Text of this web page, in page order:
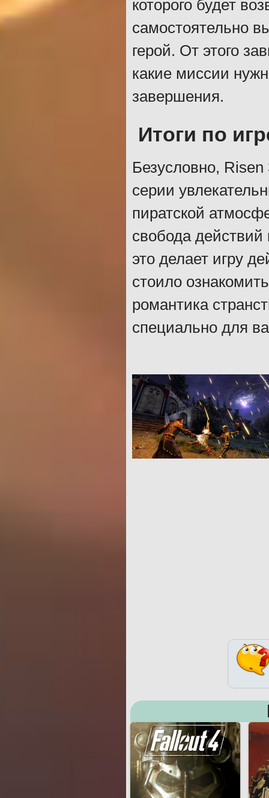
которого будет
самостоятельно
герой. От этого
какие миссии
завершения.
Итоги по
Безусловно,
серии
пиратской
свобода
это делает игру
стоило
романтика
специально для